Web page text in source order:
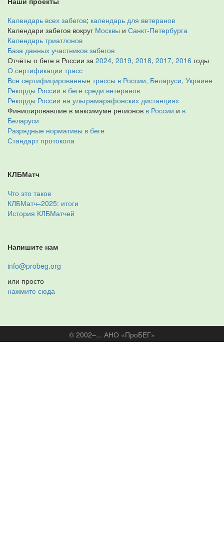
Календарь всех забегов; календарь для ветеранов
Календари забегов вокруг Москвы и Санкт-Петербурга
Календарь триатлонов
База данных участников забегов
Отчёты о беге в России за 2024, 2019, 2018, 2017, 2016 годы
О сертификации трасс
Все сертифицированные трассы в России, Беларуси, Украине
Рекорды России в беге среди ветеранов
Рекорды России на ультрамарафонских дистанциях
Финишировавшие в максимуме регионов в России и в
Беларуси
Разрядные нормативы в беге
Стандарт протокола
КЛБМатч
Что это такое
КЛБМатч–2025: итоги
История КЛБМатчей
Напишите нам
info@probeg.org
или просто
нажмите сюда
© 2002–... АНО «ПроБЕГ»